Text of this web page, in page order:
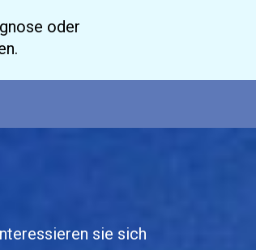
oder
sie sich